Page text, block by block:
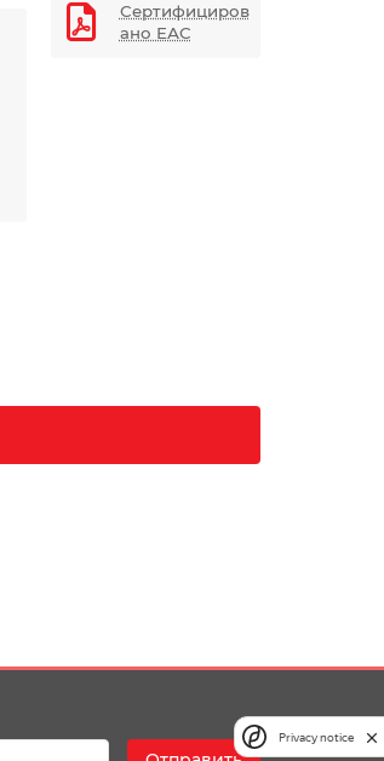
Сертифициров
ано ЕАС
Privacy notice